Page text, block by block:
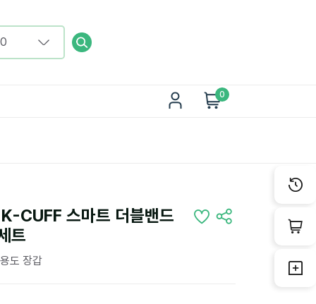
0
CUFF 스마트 더블밴드
트
도 장갑